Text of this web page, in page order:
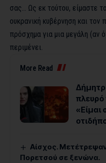
σας… Ως εκ τούτου, είμαστε
ουκρανική κυβέρνηση και
πρόσχημα για μια μεγάλη (αν
περιμένει.
More Read
«Είμαι
Αίσχος.
Πορετσού σε ξενώνα.